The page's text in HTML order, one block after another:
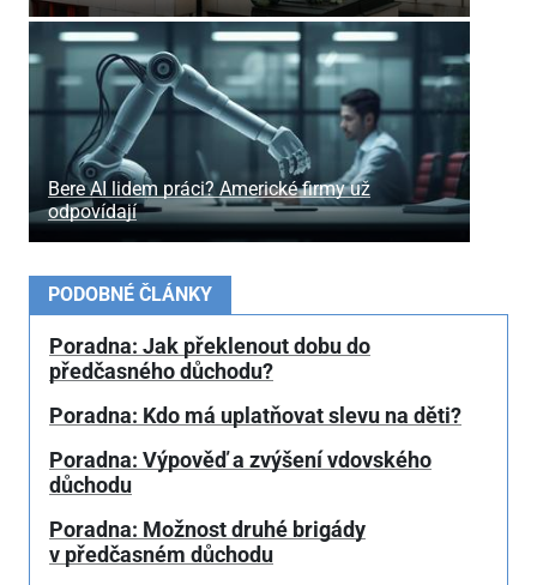
Bere AI lidem práci? Americké firmy už
odpovídají
PODOBNÉ ČLÁNKY
Poradna: Jak překlenout dobu do
předčasného důchodu?
Poradna: Kdo má uplatňovat slevu na děti?
Poradna: Výpověď a zvýšení vdovského
důchodu
Poradna: Možnost druhé brigády
v předčasném důchodu